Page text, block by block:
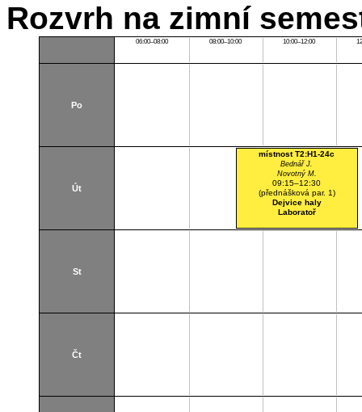
Rozvrh na zimní
06:00–08:00 08:00–10:00 10:00–12:00
Po
Út
místnost T2:H1-24c
Bednář J.
Novotný M.
09:15–12:30
(přednášková par. 1)
Dejvice haly
Laboratoř
St
Čt